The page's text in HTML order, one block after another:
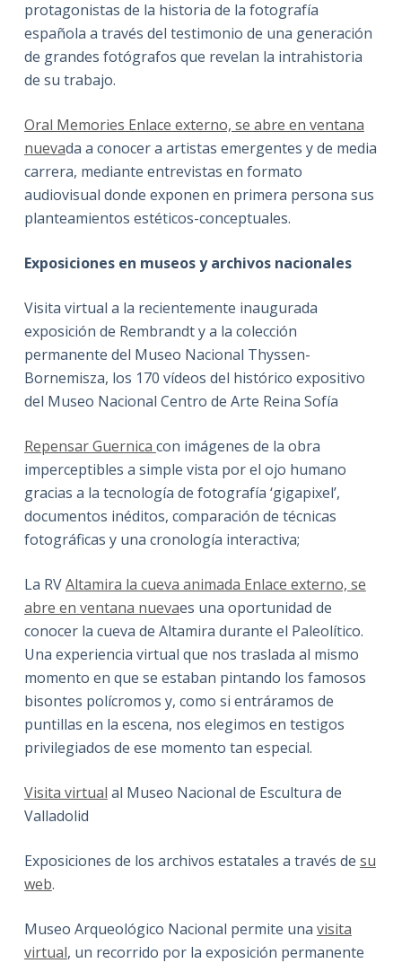
protagonistas de la historia de la fotografía
española a través del testimonio de una generación
de grandes fotógrafos que revelan la intrahistoria
de su trabajo.
Oral Memories Enlace externo, se abre en ventana
nuevada a conocer a artistas emergentes y de media
carrera, mediante entrevistas en formato
audiovisual donde exponen en primera persona sus
planteamientos estéticos-conceptuales.
Exposiciones en museos y archivos nacionales
Visita virtual a la recientemente inaugurada
exposición de Rembrandt y a la colección
permanente del Museo Nacional Thyssen-
Bornemisza, los 170 vídeos del histórico expositivo
del Museo Nacional Centro de Arte Reina Sofía
Repensar Guernica con imágenes de la obra
imperceptibles a simple vista por el ojo humano
gracias a la tecnología de fotografía ‘gigapixel’,
documentos inéditos, comparación de técnicas
fotográficas y una cronología interactiva;
La RVAltamira la cueva animada Enlace externo, se
abre en ventana nuevaes una oportunidad de
conocer la cueva de Altamira durante el Paleolítico.
Una experiencia virtual que nos traslada al mismo
momento en que se estaban pintando los famosos
bisontes polícromos y, como si entráramos de
puntillas en la escena, nos elegimos en testigos
privilegiados de ese momento tan especial.
Visita virtual al Museo Nacional de Escultura de
Valladolid
Exposiciones de los archivos estatales a través de su
web.
Museo Arqueológico Nacional permite una visita
virtual, un recorrido por la exposición permanente